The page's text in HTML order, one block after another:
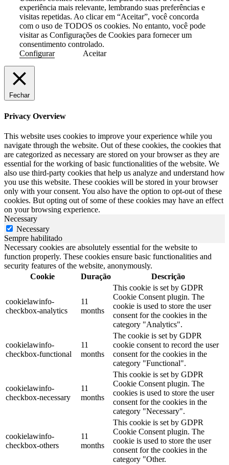
experiência mais relevante, lembrando suas preferências e
visitas repetidas. Ao clicar em “Aceitar”, você concorda
com o uso de TODOS os cookies. No entanto, você pode
visitar as Configurações de Cookies para fornecer um
consentimento controlado.
Configurar
Aceitar
Fechar
Privacy Overview
This website uses cookies to improve your experience while you
navigate through the website. Out of these cookies, the cookies that
are categorized as necessary are stored on your browser as they are
essential for the working of basic functionalities of the website. We
also use third-party cookies that help us analyze and understand how
you use this website. These cookies will be stored in your browser
only with your consent. You also have the option to opt-out of these
cookies. But opting out of some of these cookies may have an effect
on your browsing experience.
Necessary
Necessary
Sempre habilitado
Necessary cookies are absolutely essential for the website to
function properly. These cookies ensure basic functionalities and
security features of the website, anonymously.
Cookie
Duração Descrição
cookielawinfo-
checkbox-analytics
11
months
This cookie is set by GDPR
Cookie Consent plugin. The
cookie is used to store the user
consent for the cookies in the
category "Analytics".
cookielawinfo-
checkbox-functional
11
months
The cookie is set by GDPR
cookie consent to record the user
consent for the cookies in the
category "Functional".
cookielawinfo-
checkbox-necessary
11
months
This cookie is set by GDPR
Cookie Consent plugin. The
cookies is used to store the user
consent for the cookies in the
category "Necessary".
cookielawinfo-
checkbox-others
11
months
This cookie is set by GDPR
Cookie Consent plugin. The
cookie is used to store the user
consent for the cookies in the
category "Other.